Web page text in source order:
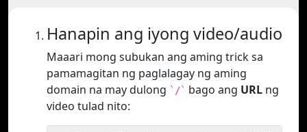
Hanapin ang iyong video/audio
Maaari mong subukan ang aming trick sa
pamamagitan ng paglalagay ng aming
domain na may dulong `/` bago ang URL ng
video tulad nito: